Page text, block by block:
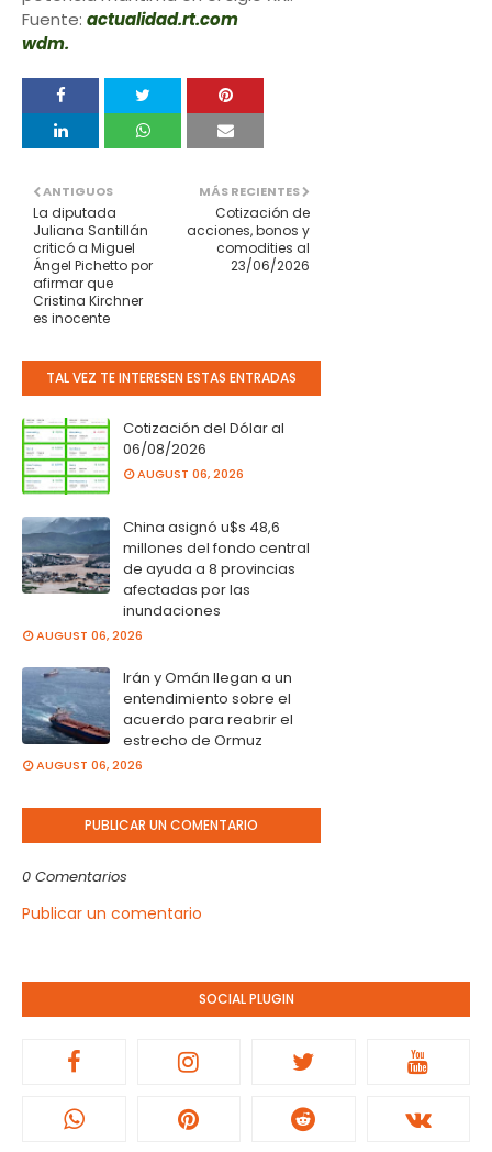
Fuente: actualidad.rt.com
wdm.
MÁS RECIENTES
Cotización de
acciones, bonos y
comodities al
23/06/2026
ANTIGUOS
La diputada
Juliana Santillán
criticó a Miguel
Ángel Pichetto por
afirmar que
Cristina Kirchner
es inocente
TAL VEZ TE INTERESEN ESTAS ENTRADAS
Cotización del Dólar al
06/08/2026
AUGUST 06, 2026
China asignó u$s 48,6
millones del fondo central
de ayuda a 8 provincias
afectadas por las
inundaciones
AUGUST 06, 2026
Irán y Omán llegan a un
entendimiento sobre el
acuerdo para reabrir el
estrecho de Ormuz
AUGUST 06, 2026
PUBLICAR UN COMENTARIO
0 Comentarios
Publicar un comentario
SOCIAL PLUGIN